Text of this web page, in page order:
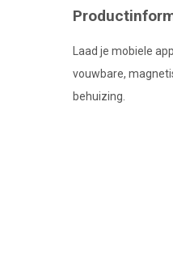
Laad je mobiele
vouwbare,
behuizing.